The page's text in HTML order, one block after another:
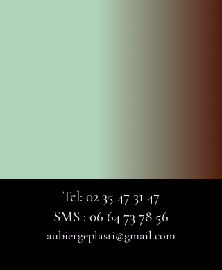
Tel: 02 35 47 31 47
SMS : 06 64 73 78 56
aubiergeplasti@gmail.com